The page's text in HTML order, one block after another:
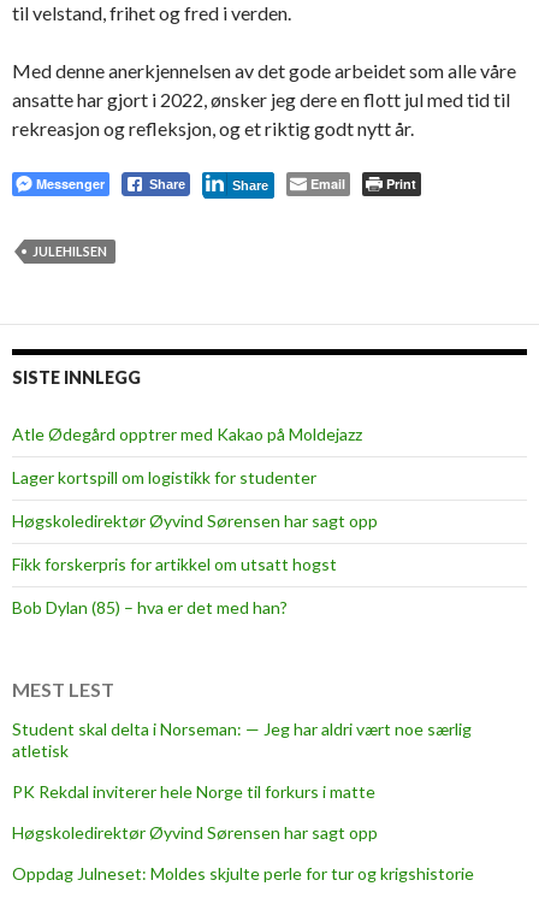
til velstand, frihet og fred i verden.
Med denne anerkjennelsen av det gode arbeidet som alle våre
ansatte har gjort i 2022, ønsker jeg dere en flott jul med tid til
rekreasjon og refleksjon, og et riktig godt nytt år.
Messenger Share Share Email Print
JULEHILSEN
SISTE INNLEGG
Atle Ødegård opptrer med Kakao på Moldejazz
Lager kortspill om logistikk for studenter
Høgskoledirektør Øyvind Sørensen har sagt opp
Fikk forskerpris for artikkel om utsatt hogst
Bob Dylan (85) – hva er det med han?
MEST LEST
Student skal delta i Norseman: — Jeg har aldri vært noe særlig
atletisk
PK Rekdal inviterer hele Norge til forkurs i matte
Høgskoledirektør Øyvind Sørensen har sagt opp
Oppdag Julneset: Moldes skjulte perle for tur og krigshistorie